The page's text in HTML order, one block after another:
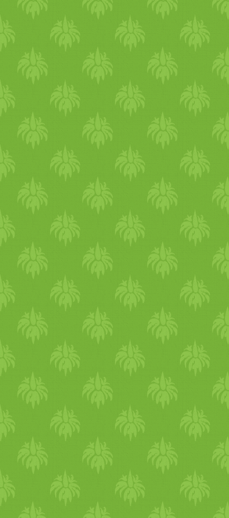
salátalevélen tálalva) /­­/­­
Zeytinya?l? yaprak sarmas?
(olívaolajos töltött
szőlőlevelek) /­­/­­ Topik
(fűszeres magokkal töltött
csicseriborsó gombócok).
Max. résztvevő szám: 10 fő
Részvételi díj: 6000 Ft
Jelentkezés:
nargourmet.hu@gmail.com,
valamint Facebook esemény
itt. Június 27-30.: Török
vegán heti menü a Kozmosz
Vegán Étteremben Budapest
egyik vezető vegán
éttermében a Nar Gourmet
által összeállított heti
menüsor június utolsó
hetében Törökországba repít